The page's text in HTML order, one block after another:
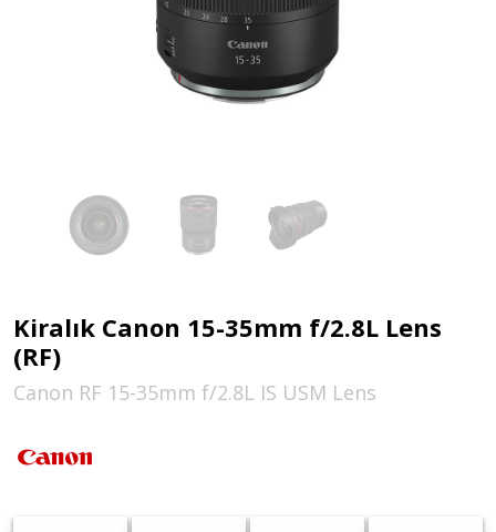
Kiralık Canon 15-35mm f/2.8L Lens
(RF)
Canon RF 15-35mm f/2.8L IS USM Lens